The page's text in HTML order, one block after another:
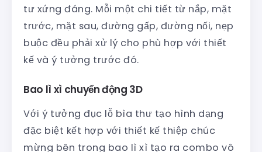
tư xứng đáng. Mỗi một chi tiết từ nắp, mặt
trước, mặt sau, đường gấp, đường nối, nẹp
buộc đều phải xử lý cho phù hợp với thiết
kế và ý tưởng trước đó.
Bao lì xì chuyển động 3D
Với ý tưởng đục lỗ bìa thư tạo hình dạng
đặc biệt kết hợp với thiết kế thiệp chúc
mừng bên trong bao lì xì tạo ra combo vô